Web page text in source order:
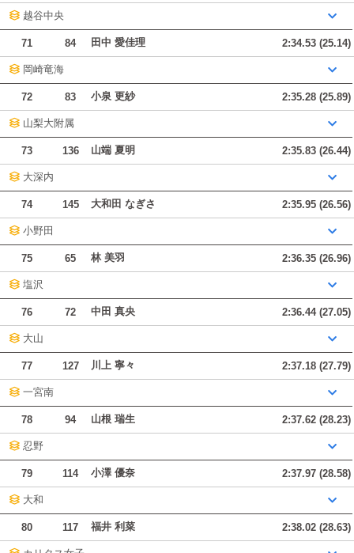
越谷中央
71 84 田中 愛佳理 2:34.53 (25.14)
岡崎竜海
72 83 小泉 更紗 2:35.28 (25.89)
山梨大附属
73 136 山端 夏明 2:35.83 (26.44)
大深内
74 145 大和田 なぎさ 2:35.95 (26.56)
小野田
75 65 林 美羽 2:36.35 (26.96)
塩沢
76 72 中田 真央 2:36.44 (27.05)
大山
77 127 川上 寧々 2:37.18 (27.79)
一宮南
78 94 山根 瑞生 2:37.62 (28.23)
忍野
79 114 小澤 優奈 2:37.97 (28.58)
大和
80 117 福井 利菜 2:38.02 (28.63)